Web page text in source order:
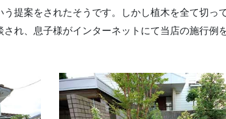
提案をされたそうです。しかし植木を全て切っ
れ、息子様がインターネットにて当店の施行例